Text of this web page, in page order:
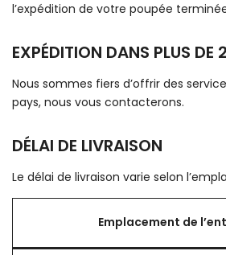
l’expédition de votre poupée
EXPÉDITION DANS PLUS DE
Nous sommes fiers d’offrir des
pays, nous vous contacterons.
DÉLAI DE LIVRAISON
Le délai de livraison varie selon
Emplacement de